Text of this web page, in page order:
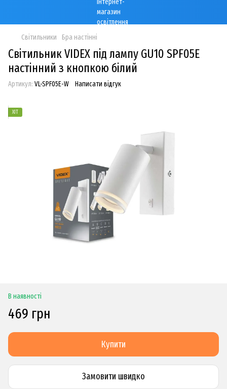
Світильники Бра настінні
Світильник VIDEX під лампу GU10 SPF05E
настінний з кнопкою білий
Артикул: VL-SPF05E-W Написати відгук
ХІТ
В наявності
469 грн
Купити
Замовити швидко